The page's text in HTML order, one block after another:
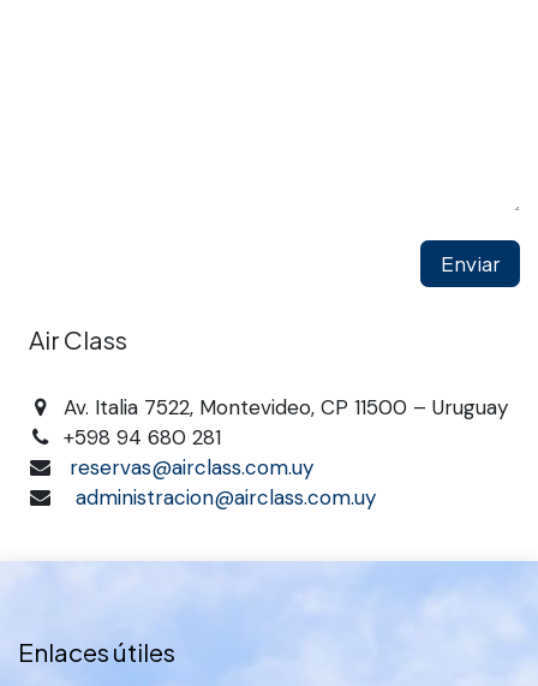
Enviar
Air Class
Av. Italia 7522, Montevideo, CP 11500 – Uruguay
+598 94 680 281
reservas@airclass.com.uy
administracion@airclass.com.uy
Enlaces útiles